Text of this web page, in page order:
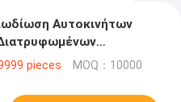
Αυτοκινήτων
pieces MOQ：10000